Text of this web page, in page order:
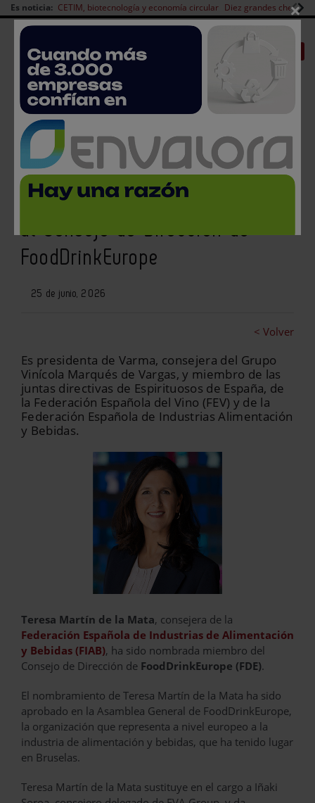
Es noticia: CETIM, biotecnología y economía circular Diez grandes chefs
Redes Sociales
Es noticia
| CANAL EMPLEO Login empresas Registro
Teresa Martín de la Mata,
consejera de FIAB, se incorpora
al Consejo de Dirección de
FoodDrinkEurope
25 de junio, 2026
< Volver
Es presidenta de Varma, consejera del Grupo
Vinícola Marqués de Vargas, y miembro de las
juntas directivas de Espirituosos de España, de
la Federación Española del Vino (FEV) y de la
Federación Española de Industrias Alimentación
y Bebidas.
Teresa Martín de la Mata, consejera de la
Federación Española de Industrias de Alimentación
y Bebidas (FIAB), ha sido nombrada miembro del
Consejo de Dirección de FoodDrinkEurope (FDE).
El nombramiento de Teresa Martín de la Mata ha sido
aprobado en la Asamblea General de FoodDrinkEurope,
la organización que representa a nivel europeo a la
industria de alimentación y bebidas, que ha tenido lugar
en Bruselas.
Teresa Martín de la Mata sustituye en el cargo a Iñaki
×